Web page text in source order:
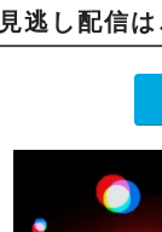
見逃し配信は